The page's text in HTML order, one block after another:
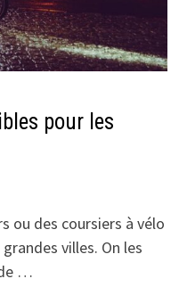
pour les
ou des coursiers à vélo
villes. On les
…